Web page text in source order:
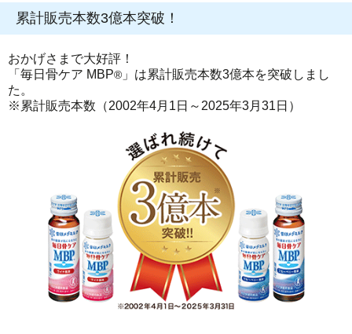
累計販売本数3億本突破！
おかげさまで大好評！
「毎日骨ケア MBP® 」は累計販売本数3億本を突破しまし
た。
※累計販売本数（2002年4月1日～2025年3月31日）